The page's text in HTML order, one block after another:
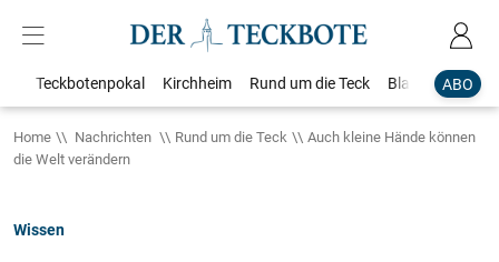
ABO
Teckbotenpokal Kirchheim Rund um die Teck Blaulicht
Home Nachrichten Rund um die Teck
Auch kleine Hände können
die Welt verändern
Wissen